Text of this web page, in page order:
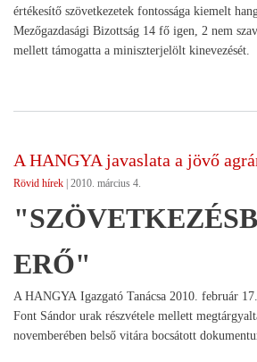
értékesítő szövetkezetek fontossága kiemelt
Mezőgazdasági Bizottság 14 fő igen, 2 nem
mellett támogatta a miniszterjelölt kinevezését.
A HANGYA javaslata a jövő
Rövid hírek 2010. március 4.
ERŐ"
A HANGYA Igazgató Tanácsa 2010. február
Font Sándor urak részvétele mellett
novemberében belső vitára bocsátott